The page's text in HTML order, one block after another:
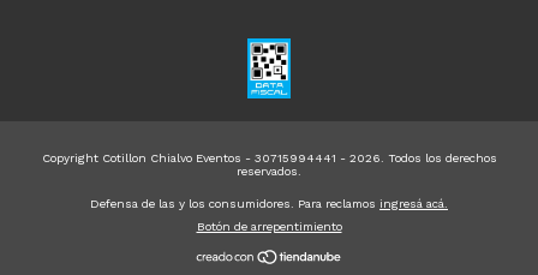
Copyright Cotillon Chialvo Eventos - 30715994441 - 2026. Todos los derechos
reservados.
Defensa de las y los consumidores. Para reclamos ingresá acá.
Botón de arrepentimiento